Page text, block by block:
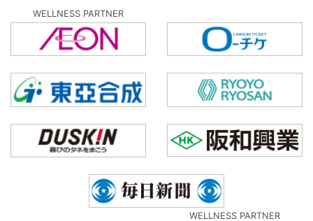
WELLNESS PARTNER
WELLNESS PARTNER